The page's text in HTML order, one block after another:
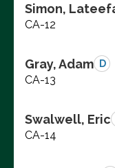
Simon,
CA-12
Gray, Adam D
CA-13
Swalwell, Eric
CA-14